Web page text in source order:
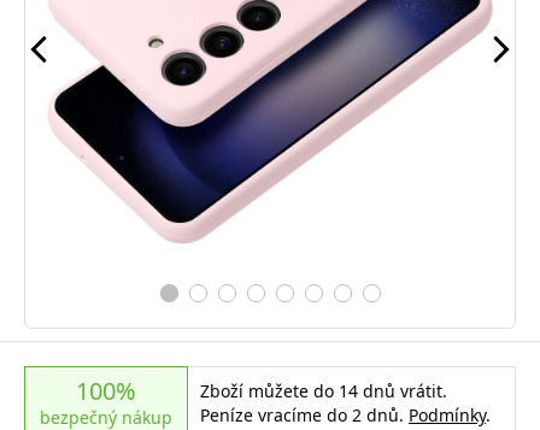
100%
bezpečný nákup
Zboží můžete do 14 dnů vrátit.
Peníze vracíme do 2 dnů. Podmínky.